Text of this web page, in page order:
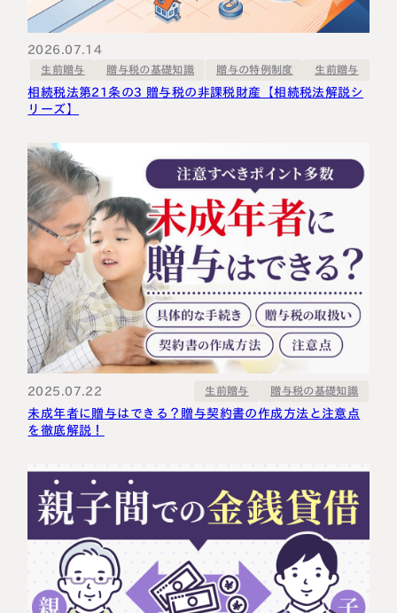
2026.07.14
生前贈与 贈与税の基礎知識 贈与の特例制度 生前贈与
相続税法第21条の3 贈与税の非課税財産【相続税法解説シ
リーズ】
2025.07.22 生前贈与 贈与税の基礎知識
未成年者に贈与はできる？贈与契約書の作成方法と注意点
を徹底解説！